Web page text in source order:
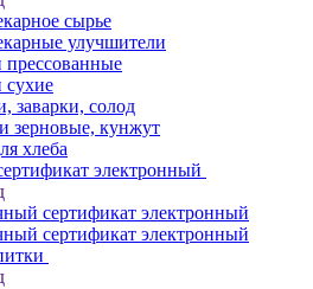
сырье
улучшители
заварки, солод
зерновые, кунжут
хлеба
электронный
сертификат электронный
сертификат электронный